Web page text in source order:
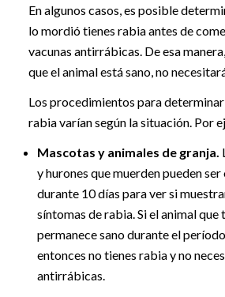
En algunos casos, es posible
lo mordió tienes rabia antes de
vacunas antirrábicas. De esa
que el animal está sano, no
Los procedimientos para
rabia varían según la situación. Por
Mascotas y animales de granja.
y hurones que muerden pueden
durante 10 días para ver si
síntomas de rabia. Si el animal que
permanece sano durante el
entonces no tienes rabia y no
antirrábicas.